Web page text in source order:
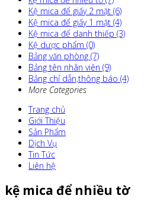
Kệ mica để giấy 2 mặt (6)
Kệ mica để giấy 1 mặt (4)
Kệ mica để danh thiếp (3)
Kệ dược phẩm (0)
Bảng văn phòng (7)
Bảng tên nhân viên (9)
Bảng chỉ dẫn,thông báo (4)
More Categories
Trang chủ
Giới Thiệu
Sản Phẩm
Dịch Vụ
Tin Tức
Liên hệ
kệ mica để nhiều tờ